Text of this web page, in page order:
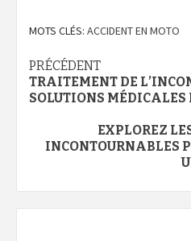
MOTS CLÉS: ACCIDENT EN MOTO
Navigation
d’article
PRÉCÉDENT
TRAITEMENT DE
SOLUTIONS MÉDICALES
EXPLOREZ
INCONTOURNABLES